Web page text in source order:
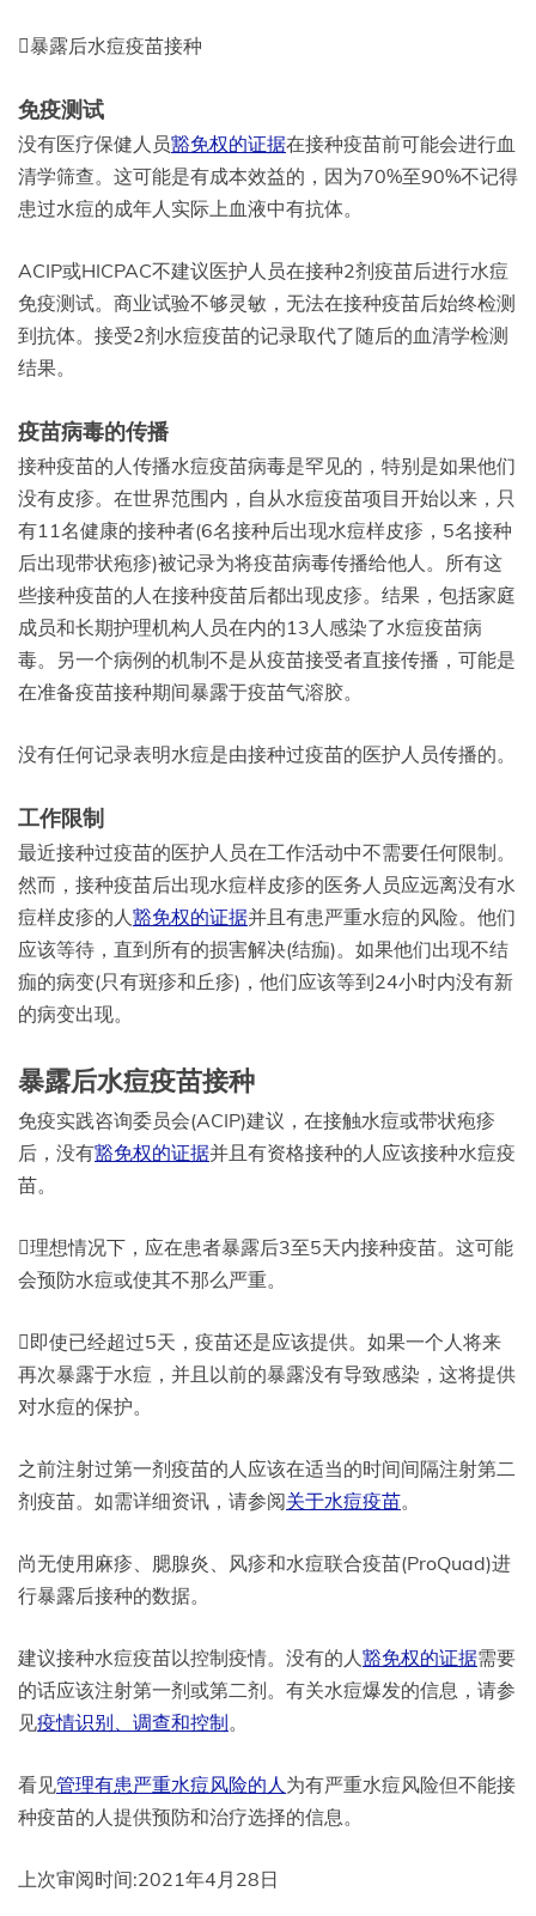
暴露后水痘疫苗接种
免疫测试
没有医疗保健人员豁免权的证据在接种疫苗前可能会进行血
清学筛查。这可能是有成本效益的，因为70%至90%不记得
患过水痘的成年人实际上血液中有抗体。
ACIP或HICPAC不建议医护人员在接种2剂疫苗后进行水痘
免疫测试。商业试验不够灵敏，无法在接种疫苗后始终检测
到抗体。接受2剂水痘疫苗的记录取代了随后的血清学检测
结果。
疫苗病毒的传播
接种疫苗的人传播水痘疫苗病毒是罕见的，特别是如果他们
没有皮疹。在世界范围内，自从水痘疫苗项目开始以来，只
有11名健康的接种者(6名接种后出现水痘样皮疹，5名接种
后出现带状疱疹)被记录为将疫苗病毒传播给他人。所有这
些接种疫苗的人在接种疫苗后都出现皮疹。结果，包括家庭
成员和长期护理机构人员在内的13人感染了水痘疫苗病
毒。另一个病例的机制不是从疫苗接受者直接传播，可能是
在准备疫苗接种期间暴露于疫苗气溶胶。
没有任何记录表明水痘是由接种过疫苗的医护人员传播的。
工作限制
最近接种过疫苗的医护人员在工作活动中不需要任何限制。
然而，接种疫苗后出现水痘样皮疹的医务人员应远离没有水
痘样皮疹的人 豁免权的证据并且有患严重水痘的风险。他们
应该等待，直到所有的损害解决(结痂)。如果他们出现不结
痂的病变(只有斑疹和丘疹)，他们应该等到24小时内没有新
的病变出现。
暴露后水痘疫苗接种
免疫实践咨询委员会(ACIP)建议，在接触水痘或带状疱疹
后，没有豁免权的证据并且有资格接种的人应该接种水痘疫
苗。
理想情况下，应在患者暴露后3至5天内接种疫苗。这可能
会预防水痘或使其不那么严重。
即使已经超过5天，疫苗还是应该提供。如果一个人将来
再次暴露于水痘，并且以前的暴露没有导致感染，这将提供
对水痘的保护。
之前注射过第一剂疫苗的人应该在适当的时间间隔注射第二
剂疫苗。如需详细资讯，请参阅关于水痘疫苗。
尚无使用麻疹、腮腺炎、风疹和水痘联合疫苗(ProQuad)进
行暴露后接种的数据。
建议接种水痘疫苗以控制疫情。没有的人 豁免权的证据需要
的话应该注射第一剂或第二剂。有关水痘爆发的信息，请参
见疫情识别、调查和控制。
看见管理有患严重水痘风险的人 为有严重水痘风险但不能接
种疫苗的人提供预防和治疗选择的信息。
上次审阅时间:2021年4月28日